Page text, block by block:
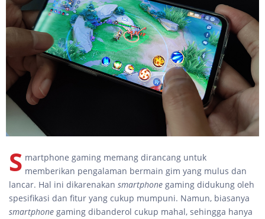
S martphone gaming memang dirancang untuk
memberikan pengalaman bermain gim yang mulus dan
lancar. Hal ini dikarenakan smartphone gaming didukung oleh
spesifikasi dan fitur yang cukup mumpuni. Namun, biasanya
smartphone gaming dibanderol cukup mahal, sehingga hanya